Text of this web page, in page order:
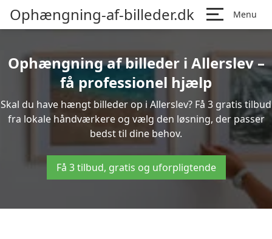
Ophængning-af-billeder.dk Menu
Ophængning af billeder i Allerslev –
få professionel hjælp
Skal du have hængt billeder op i Allerslev? Få 3 gratis tilbud
fra lokale håndværkere og vælg den løsning, der passer
bedst til dine behov.
Få 3 tilbud, gratis og uforpligtende